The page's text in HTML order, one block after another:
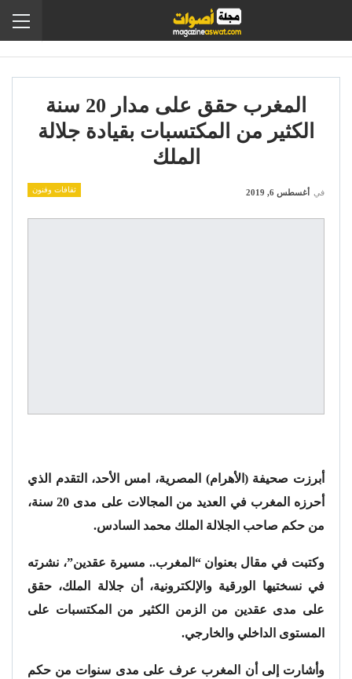
المغرب حقق على مدار 20 سنة
الكثير من المكتسبات بقيادة جلالة
الملك
ثقافات وفنون في أغسطس 6, 2019
أبرزت صحيفة (الأهرام) المصرية، امس الأحد، التقدم الذي
أحرزه المغرب في العديد من المجالات على مدى 20 سنة،
من حكم صاحب الجلالة الملك محمد السادس.
وكتبت في مقال بعنوان “المغرب.. مسيرة عقدين”، نشرته
في نسختيها الورقية والإلكترونية، أن جلالة الملك، حقق
على مدى عقدين من الزمن الكثير من المكتسبات على
المستوى الداخلي والخارجي.
وأشارت إلى أن المغرب عرف على مدى سنوات من حكم